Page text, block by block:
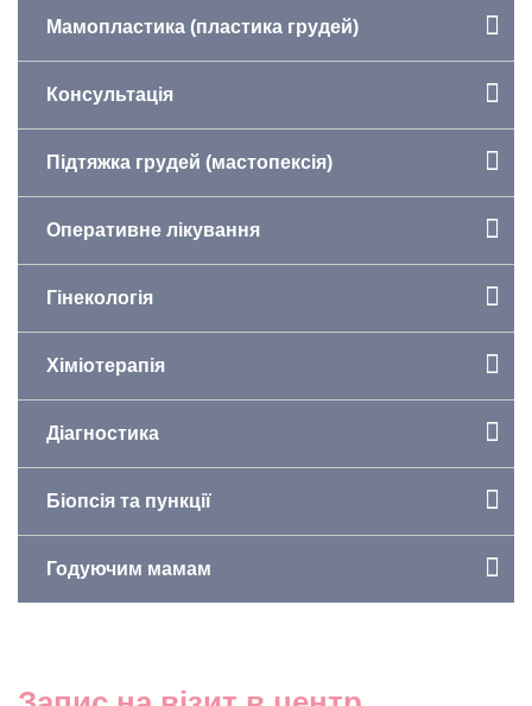
Мамопластика (пластика грудей)
Консультація
Підтяжка грудей (мастопексія)
Оперативне лікування
Гінекологія
Хіміотерапія
Діагностика
Біопсія та пункції
Годуючим мамам